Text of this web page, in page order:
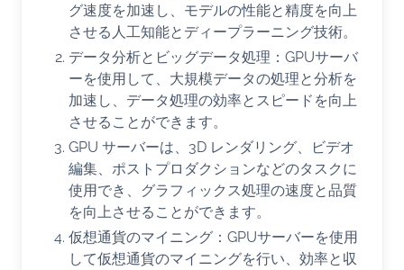
グ速度を加速し、モデルの性能と精度を向上
させる人工知能とディープラーニング技術。
データ分析とビッグデータ処理：GPUサーバ
ーを使用して、大規模データの処理と分析を
加速し、データ処理の効率とスピードを向上
させることができます。
GPU サーバーは、3D レンダリング、ビデオ
編集、ポストプロダクションなどのタスクに
使用でき、グラフィックス処理の速度と品質
を向上させることができます。
仮想通貨のマイニング：GPUサーバーを使用
して仮想通貨のマイニングを行い、効率と収